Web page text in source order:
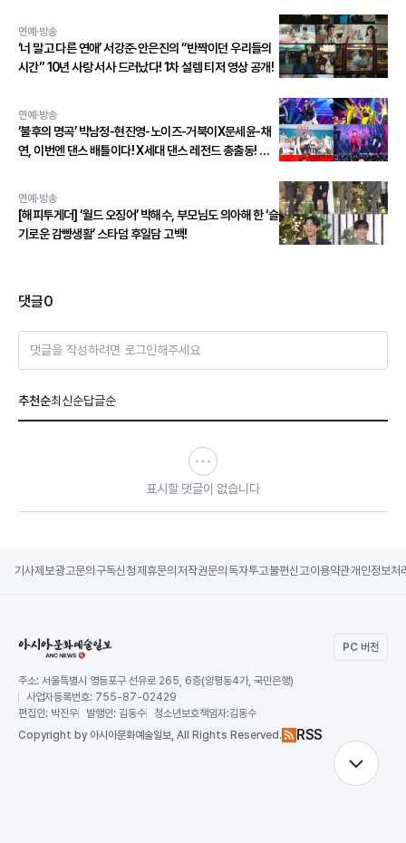
연예·방송
‘너 말고 다른 연애’ 서강준·안은진의 “반짝이던 우리들의
시간” 10년 사랑 서사 드러났다! 1차 설렘 티저 영상 공개!
연예·방송
‘불후의 명곡’ 박남정-현진영-노이즈-거북이X문세윤-채
연, 이번엔 댄스 배틀이다! X세대 댄스 레전드 총출동! 댄
연예·방송
[해피투게더] ‘월드 오징어’ 박해수, 부모님도 의아해 한 ‘슬
기로운 감빵생활’ 스타덤 후일담 고백!
댓글0
댓글을 작성하려면 로그인해주세요
추천순최신순답글순
표시할 댓글이 없습니다
기사제보광고문의 구독신청제휴문의 저작권문의 독자투고불편신고이용약관개인정보처
PC 버전
주소: 서울특별시 영등포구 선유로 265, 6층(양평동4가, 국민은행)
사업자등록번호: 755-87-02429
편집인: 박진우 발행인: 김동수 청소년보호책임자:김동수
Copyright by 아시아문화예술일보, All Rights Reserved. RSS